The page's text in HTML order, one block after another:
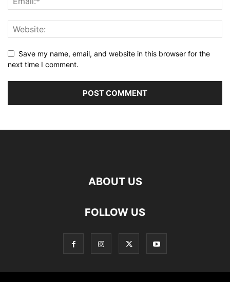
Save my name, email, and website in this browser for the
next time I comment.
ABOUT US
FOLLOW US